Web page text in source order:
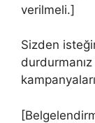
verilmeli.]
Sizden
durdurmanız